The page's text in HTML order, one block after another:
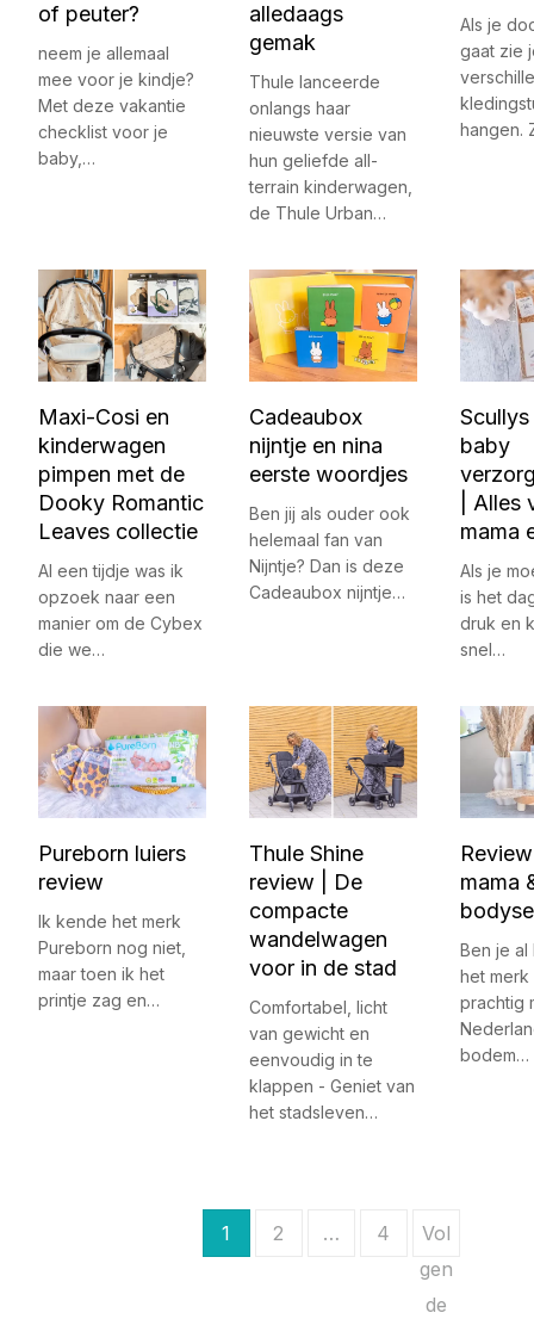
of peuter?
neem je allemaal
mee voor je kindje?
Met deze vakantie
checklist voor je
baby,…
alledaags
gemak
Thule lanceerde
onlangs haar
nieuwste versie van
hun geliefde all-
terrain kinderwagen,
de Thule Urban…
Als je
gaat zie
hangen.
Maxi-Cosi en
kinderwagen
pimpen met de
Dooky Romantic
Leaves collectie
Al een tijdje was ik
opzoek naar een
manier om de Cybex
die we…
Cadeaubox
nijntje en nina
eerste woordjes
Ben jij als ouder ook
helemaal fan van
Nijntje? Dan is deze
Cadeaubox nijntje…
baby
| Alles
mama
Als je
is het
druk en
snel…
Pureborn luiers
review
Ik kende het merk
Pureborn nog niet,
maar toen ik het
printje zag en…
Thule Shine
review | De
compacte
wandelwagen
voor in de stad
Comfortabel, licht
van gewicht en
eenvoudig in te
klappen - Geniet van
het stadsleven…
mama
Ben je
het merk
prachtig
bodem…
1 2 … 4
Vol
gen
de